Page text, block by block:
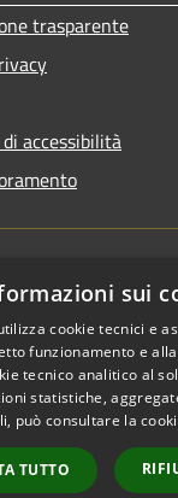
trasparente
accessibilità
sui
cookie tecnici e
funzionamento e
tecnico analitico al
statistiche,
può consultare la
TUTTO